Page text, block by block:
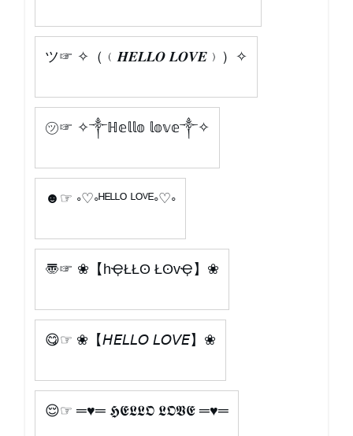
ツ☞ ✧（﹙𝑯𝑬𝑳𝑳𝑶 𝑳𝑶𝑽𝑬﹚）✧
㋡☞ ✧༒ℍ𝕖𝕝𝕝𝕠 𝕝𝕠𝕧𝕖༒✧
☻☞ ◦♡◦ᴴᴱᴸᴸᴼ ᴸᴼⱽᴱ◦♡◦
〠☞ ❀【hҾŁŁʘ ŁʘvҾ】❀
😋☞ ❀【𝘏𝘌𝘓𝘓𝘖 𝘓𝘖𝘝𝘌】❀
😌☞ ═♥═ 𝕳𝕰𝕷𝕷𝕺 𝕷𝕺𝖁𝕰 ═♥═